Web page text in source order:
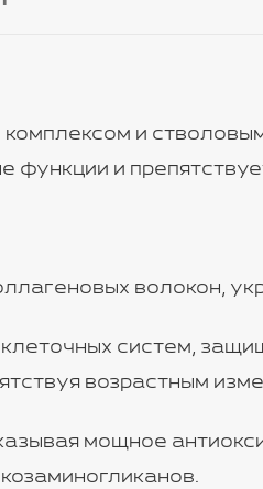
и
и
волокон,
систем,
возрастным
мощное